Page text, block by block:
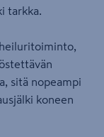
tarkka.
sitä nopeampi
koneen